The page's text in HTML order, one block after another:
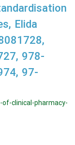
Elida
978-
97-
clinical-pharmacy-